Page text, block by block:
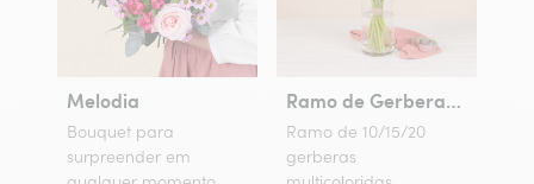
Melodia
Bouquet para
surpreender em
Ramo de Gerberas Coloridas
Ramo de 10/15/20
gerberas